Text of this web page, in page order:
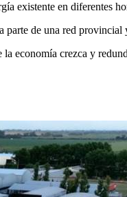
existente en diferentes
parte de una red
economía crezca y